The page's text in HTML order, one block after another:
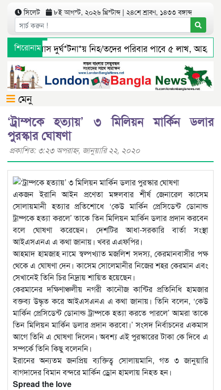
সিলেট ৮ই আগস্ট, ২০২৬ খ্রিস্টাব্দ | ২৪শে শ্রাবণ, ১৪৩৩ বঙ্গাব্দ
শিরোনাম
সিলেটে বাস দুর্ঘ*টনা*য় নিহ/তদের পরিবার পাবে ৫ লাখ, আহ/
জৈন্তাপুর সারী ৩ বালু মহালে অবৈধ ভাবে বালু উত্তোলনের সত্যতা
মেনু
‘ট্রাম্পকে হত্যায়’ ৩ মিলিয়ন মার্কিন ডলার
পুরস্কার ঘোষণা
প্রকাশিত: ৩:২৩ অপরাহ্ণ, জানুয়ারি ২২, ২০২০
একজন ইরানি আইন প্রণেতা মঙ্গলবার শীর্ষ জেনারেল কাসেম
সোলায়মানী হত্যার প্রতিশোধে ‘কেউ মার্কিন প্রেসিডেন্ট ডোনাল্ড
ট্রাম্পকে হত্যা করলে’ তাকে তিন মিলিয়ন মার্কিন ডলার প্রদান করবেন
বলে ঘোষণা করেছেন। দেশটির আধা-সরকারি বার্তা সংস্থা
আইএসএনএ এ কথা জানায়। খবর এএফপির।
আহমাদ হামজাহ নামে স্বল্পখ্যাত মজলিশ সদস্য, কেরমানবাসীর পক্ষ
থেকে এ ঘোষণা দেন। কাসেম সোলেমানীর নিজের শহর কেরমান এবং
সেখানেই তিনি চির নিদ্রায় শায়িত হয়েছেন।
কেরমানের দক্ষিণাঞ্চলীয় নগরী কানৌজ কান্টির প্রতিনিধি হামজার
বক্তব্য উদ্ধৃত করে আইএসএনএ এ কথা জানায়। তিনি বলেন, ‘কেউ
মার্কিন প্রেসিডেন্ট ডোনাল্ড ট্রাম্পকে হত্যা করতে পারলে’ আমরা তাকে
তিন মিলিয়ন মার্কিন ডলার প্রদান করবো।’ সংসদ নির্বাচনের একমাস
আগে তিনি এ ঘোষণা দিলেন। অবশ্য এই পুরস্কারের টাকা কে দিবে এ
সম্পর্কে তিনি কিছু বলেননি।
ইরানের অন্যতম জনপ্রিয় ব্যক্তিত্ব সোলায়মানি, গত ৩ জানুয়ারি
বাগদাদের বিমান বন্দরে মার্কিন ড্রোন হামলায় নিহত হন।
Spread the love